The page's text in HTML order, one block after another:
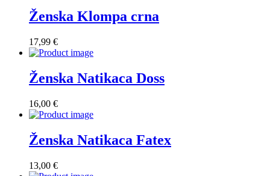
Ženska Klompa crna
17,99 €
Ženska Natikaca Doss
16,00 €
Ženska Natikaca Fatex
13,00 €